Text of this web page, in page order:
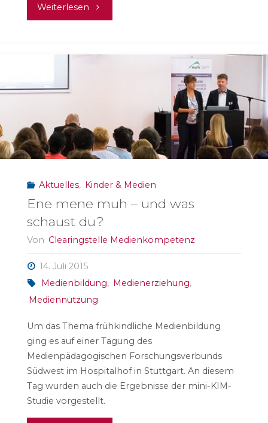
Weiterlesen "Werte
Haltungen
Aktuelles, Kinder & Medien
Ene mene muh – und was
schaust du?
Von Clearingstelle Medienkompetenz
14. Juli 2015
Medienbildung, Medienerziehung,
Mediennutzung
Um das Thema frühkindliche Medienbildung
ging es auf einer Tagung des
Medienpädagogischen Forschungsverbunds
Südwest im Hospitalhof in Stuttgart. An diesem
Tag wurden auch die Ergebnisse der mini-KIM-
Studie vorgestellt.